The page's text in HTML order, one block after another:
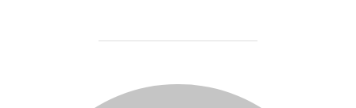
AUTEUR DE LA PUBLICATION